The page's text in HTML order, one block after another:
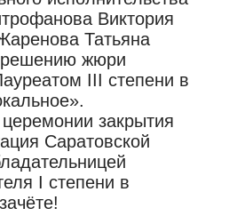
Виктория
Татьяна
жюри
III степени в
закрытия
Саратовской
I степени в